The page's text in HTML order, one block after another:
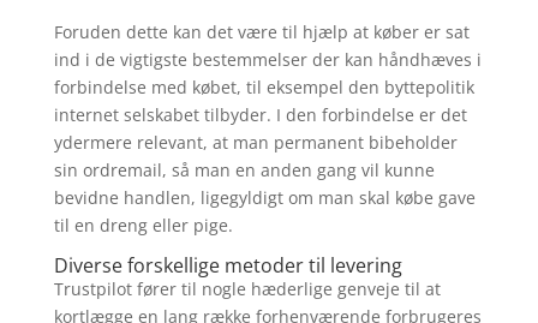
Foruden dette kan det være til hjælp at køber er sat
ind i de vigtigste bestemmelser der kan håndhæves i
forbindelse med købet, til eksempel den byttepolitik
internet selskabet tilbyder. I den forbindelse er det
ydermere relevant, at man permanent bibeholder
sin ordremail, så man en anden gang vil kunne
bevidne handlen, ligegyldigt om man skal købe gave
til en dreng eller pige.
Diverse forskellige metoder til levering
Trustpilot fører til nogle hæderlige genveje til at
kortlægge en lang række forhenværende forbrugeres